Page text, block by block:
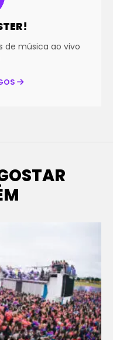
de música ao vivo